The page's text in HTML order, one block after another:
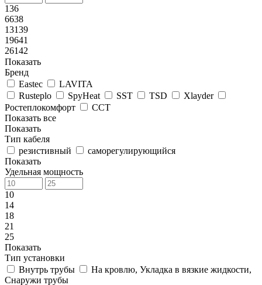
136
6638
13139
19641
26142
Показать
Бренд
Eastec
LAVITA
Rusteplo
SpyHeat SST TSD
Xlayder
Ростеплокомфорт
ССТ
Показать все
Показать
Тип кабеля
резистивный
саморегулирующийся
Показать
Удельная мощность
10
14
18
21
25
Показать
Тип установки
Внутрь трубы
На кровлю, Укладка в вязкие жидкости,
Снаружи трубы